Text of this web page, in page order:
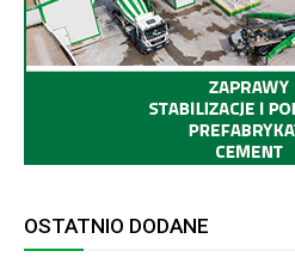
OSTATNIO DODANE